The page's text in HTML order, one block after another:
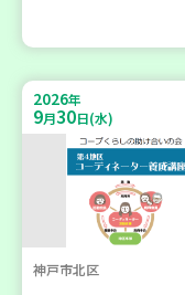
2026年
9月30日(水)
神戸市北区